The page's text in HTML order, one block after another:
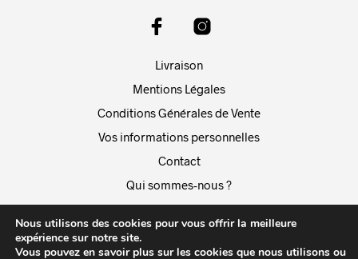
choisies
la
page
produit
Livraison
Mentions Légales
Conditions Générales de Vente
Vos informations personnelles
Contact
Qui sommes-nous ?
Blog Résilience Nordic
Suivi commande
Nous utilisons des cookies pour vous offrir la meilleure
expérience sur notre site.
Vous pouvez en savoir plus sur les cookies que nous utilisons ou